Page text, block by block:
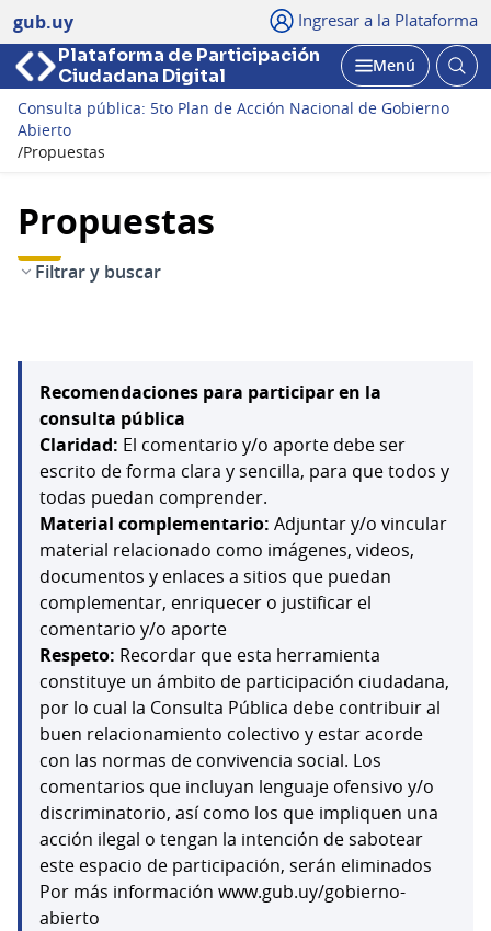
gub.uy Ingresar a la Plataforma
Plataforma de Participación
Ciudadana Digital
Abrir
Menú
Consulta pública: 5to Plan de Acción Nacional de Gobierno
Abierto
/Propuestas
Propuestas
Filtrar y buscar
Recomendaciones para participar en la
consulta pública
Claridad: El comentario y/o aporte debe ser
escrito de forma clara y sencilla, para que todos y
todas puedan comprender.
Material complementario: Adjuntar y/o vincular
material relacionado como imágenes, videos,
documentos y enlaces a sitios que puedan
complementar, enriquecer o justificar el
comentario y/o aporte
Respeto: Recordar que esta herramienta
constituye un ámbito de participación ciudadana,
por lo cual la Consulta Pública debe contribuir al
buen relacionamiento colectivo y estar acorde
con las normas de convivencia social. Los
comentarios que incluyan lenguaje ofensivo y/o
discriminatorio, así como los que impliquen una
acción ilegal o tengan la intención de sabotear
este espacio de participación, serán eliminados
Por más información www.gub.uy/gobierno-
abierto